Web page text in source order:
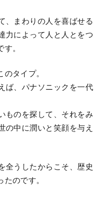
、まわりの人を喜ばせる
力によって人と人とをつ
。
タイプ。
ば、パナソニックを一代
ものを探して、それをみ
の中に潤いと笑顔を与え
全うしたからこそ、歴史
のです。